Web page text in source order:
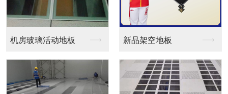
新品架空地板 同质透心PVC防静电...